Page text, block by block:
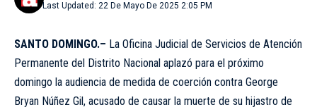
Last Updated: 22 De Mayo De 2025 2:05 PM
SANTO DOMINGO.– La Oficina Judicial de Servicios de Atención
Permanente del Distrito Nacional aplazó para el próximo
domingo la audiencia de medida de coerción contra George
Bryan Núñez Gil, acusado de causar la muerte de su hijastro de